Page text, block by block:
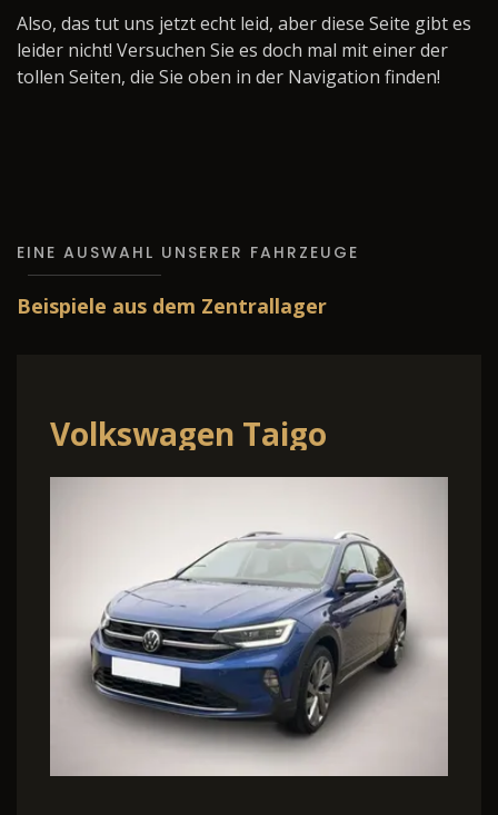
Also, das tut uns jetzt echt leid, aber diese Seite gibt es
leider nicht! Versuchen Sie es doch mal mit einer der
tollen Seiten, die Sie oben in der Navigation finden!
EINE AUSWAHL UNSERER FAHRZEUGE
Beispiele aus dem Zentrallager
Volkswagen Taigo